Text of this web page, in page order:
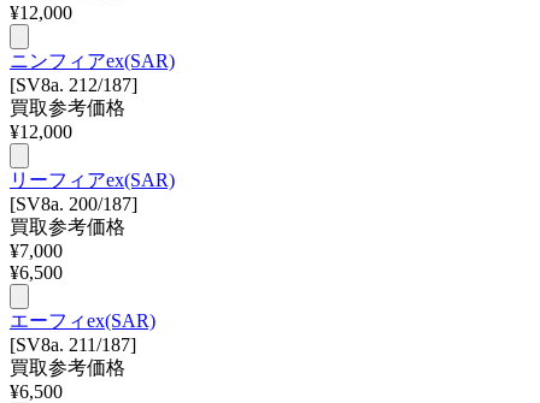
¥12,000
ニンフィアex(SAR)
[SV8a. 212/187]
買取参考価格
¥12,000
リーフィアex(SAR)
[SV8a. 200/187]
買取参考価格
¥7,000
¥6,500
エーフィex(SAR)
[SV8a. 211/187]
買取参考価格
¥6,500